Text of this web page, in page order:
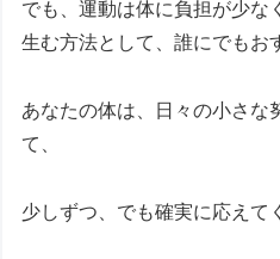
でも、運動は体に負担が少な
生む方法として、誰にでもお
あなたの体は、日々の小さな
て、
少しずつ、でも確実に応えて